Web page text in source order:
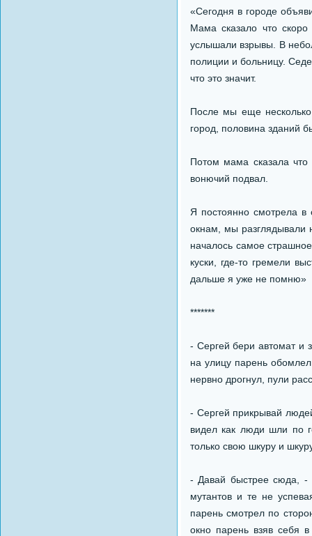
«Сегодня в городе
Мама сказало что
услышали взрывы. В
полиции и больницу.
что это значит.
После мы еще
город, половина зданий
Потом мама сказала что
вонючий подвал.
Я постоянно смотрела в
окнам, мы разглядывали
началось самое
куски, где-то гремели
дальше я уже не помню»
*******
- Сергей бери автомат и
на улицу парень
нервно дрогнул, пули
- Сергей прикрывай
видел как люди шли по
только свою шкуру и
- Давай быстрее сюда, -
мутантов и те не
парень смотрел по
окно парень взяв себя